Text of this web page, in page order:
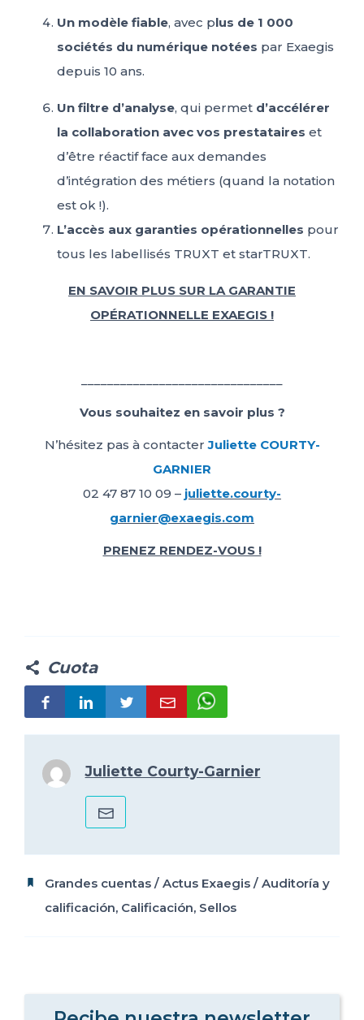
Un modèle fiable, avec plus de 1 000
sociétés du numérique notées par Exaegis
depuis 10 ans.
Un filtre d’analyse, qui permet d’accélérer
la collaboration avec vos prestataires et
d’être réactif face aux demandes
d’intégration des métiers (quand la notation
est ok !).
L’accès aux garanties opérationnelles pour
tous les labellisés TRUXT et starTRUXT.
EN SAVOIR PLUS SUR LA GARANTIE
OPÉRATIONNELLE EXAEGIS !
Vous souhaitez en savoir plus ?
N’hésitez pas à contacterJuliette COURTY-
GARNIER
02 47 87 10 09 – juliette.courty-
garnier@exaegis.com
PRENEZ RENDEZ-VOUS !
Cuota
Juliette Courty-Garnier
Grandes cuentas / Actus Exaegis / Auditoría y
calificación, Calificación, Sellos